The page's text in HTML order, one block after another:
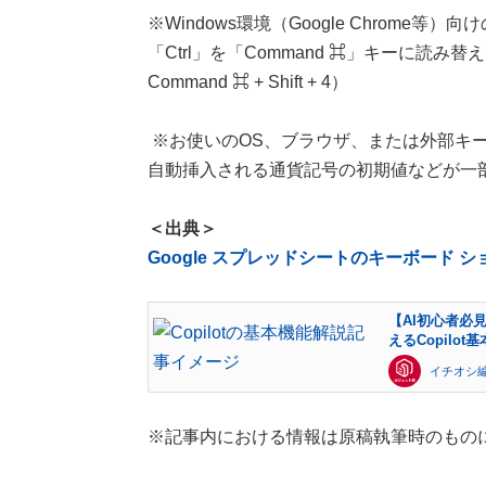
※Windows環境（Google Chrome等）向
「Ctrl」を「Command ⌘」キーに読み替
Command ⌘ + Shift + 4）
※お使いのOS、ブラウザ、または外部キ
自動挿入される通貨記号の初期値などが一
＜出典＞
Google スプレッドシートのキーボード シ
【AI初心者必
えるCopilot基
イチオシ
※記事内における情報は原稿執筆時のもの